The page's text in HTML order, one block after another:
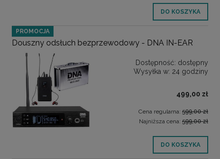
DO KOSZYKA
Douszny odsłuch bezprzewodowy - DNA IN-EAR
Dostępność: dostępny
Wysyłka w: 24 godziny
499,00 zł
Cena regularna: 599,00 zł
Najniższa cena: 599,00 zł
DO KOSZYKA
PROMOCJA